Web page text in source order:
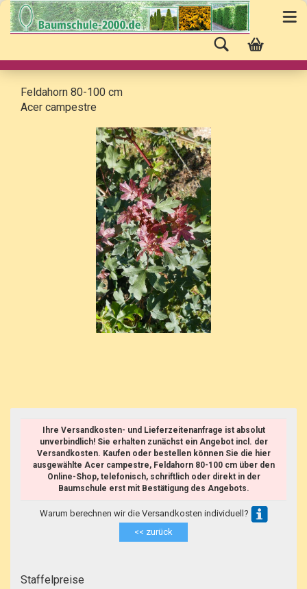
Feldahorn 80-100 cm
Acer campestre
Ihre Versandkosten- und Lieferzeitenanfrage ist absolut
unverbindlich! Sie erhalten zunächst ein Angebot incl. der
Versandkosten. Kaufen oder bestellen können Sie die hier
ausgewählte Acer campestre, Feldahorn 80-100 cm über den
Online-Shop, telefonisch, schriftlich oder direkt in der
Baumschule erst mit Bestätigung des Angebots.
Warum berechnen wir die Versandkosten individuell?
<< zurück
Staffelpreise